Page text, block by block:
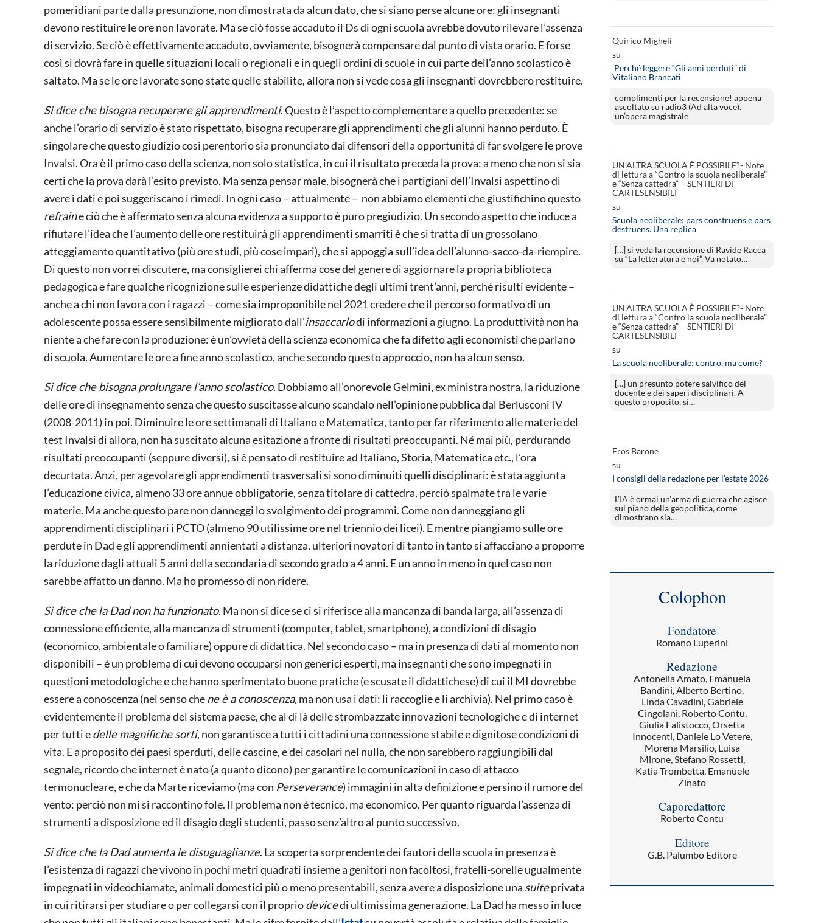
pomeridiani parte dalla presunzione, non dimostrata da alcun dato, che si siano perse alcune ore: gli insegnanti
devono restituire le ore non lavorate. Ma se ciò fosse accaduto il Ds di ogni scuola avrebbe dovuto rilevare l’assenza
di servizio. Se ciò è effettivamente accaduto, ovviamente, bisognerà compensare dal punto di vista orario. E forse
così si dovrà fare in quelle situazioni locali o regionali e in quegli ordini di scuole in cui parte dell’anno scolastico è
saltato. Ma se le ore lavorate sono state quelle stabilite, allora non si vede cosa gli insegnanti dovrebbero restituire.
Si dice che bisogna recuperare gli apprendimenti. Questo è l’aspetto complementare a quello precedente: se
anche l’orario di servizio è stato rispettato, bisogna recuperare gli apprendimenti che gli alunni hanno perduto. È
singolare che questo giudizio così perentorio sia pronunciato dai difensori della opportunità di far svolgere le prove
Invalsi. Ora è il primo caso della scienza, non solo statistica, in cui il risultato preceda la prova: a meno che non si sia
certi che la prova darà l’esito previsto. Ma senza pensar male, bisognerà che i partigiani dell’Invalsi aspettino di
avere i dati e poi suggeriscano i rimedi. In ogni caso – attualmente – non abbiamo elementi che giustifichino questo
refraine ciò che è affermato senza alcuna evidenza a supporto è puro pregiudizio. Un secondo aspetto che induce a
rifiutare l’idea che l’aumento delle ore restituirà gli apprendimenti smarriti è che si tratta di un grossolano
atteggiamento quantitativo (più ore studi, più cose impari), che si appoggia sull’idea dell’alunno-sacco-da-riempire.
Di questo non vorrei discutere, ma consiglierei chi afferma cose del genere di aggiornare la propria biblioteca
pedagogica e fare qualche ricognizione sulle esperienze didattiche degli ultimi trent’anni, perché risulti evidente –
anche a chi non lavoracon i ragazzi – come sia improponibile nel 2021 credere che il percorso formativo di un
adolescente possa essere sensibilmente migliorato dall’insaccarlodi informazioni a giugno. La produttività non ha
niente a che fare con la produzione: è un’ovvietà della scienza economica che fa difetto agli economisti che parlano
di scuola. Aumentare le ore a fine anno scolastico, anche secondo questo approccio, non ha alcun senso.
Si dice che bisogna prolungare l’anno scolastico. Dobbiamo all’onorevole Gelmini, ex ministra nostra, la riduzione
delle ore di insegnamento senza che questo suscitasse alcuno scandalo nell’opinione pubblica dal Berlusconi IV
(2008-2011) in poi. Diminuire le ore settimanali di Italiano e Matematica, tanto per far riferimento alle materie del
test Invalsi di allora, non ha suscitato alcuna esitazione a fronte di risultati preoccupanti. Né mai più, perdurando
risultati preoccupanti (seppure diversi), si è pensato di restituire ad Italiano, Storia, Matematica etc., l’ora
decurtata. Anzi, per agevolare gli apprendimenti trasversali si sono diminuiti quelli disciplinari: è stata aggiunta
l’educazione civica, almeno 33 ore annue obbligatorie, senza titolare di cattedra, perciò spalmate tra le varie
materie. Ma anche questo pare non danneggi lo svolgimento dei programmi. Come non danneggiano gli
apprendimenti disciplinari i PCTO (almeno 90 utilissime ore nel triennio dei licei). E mentre piangiamo sulle ore
perdute in Dad e gli apprendimenti annientati a distanza, ulteriori novatori di tanto in tanto si affacciano a proporre
la riduzione dagli attuali 5 anni della secondaria di secondo grado a 4 anni. E un anno in meno in quel caso non
sarebbe affatto un danno. Ma ho promesso di non ridere.
Si dice che la Dad non ha funzionato.Ma non si dice se ci si riferisce alla mancanza di banda larga, all’assenza di
connessione efficiente, alla mancanza di strumenti (computer, tablet, smartphone), a condizioni di disagio
(economico, ambientale o familiare) oppure di didattica. Nel secondo caso – ma in presenza di dati al momento non
disponibili – è un problema di cui devono occuparsi non generici esperti, ma insegnanti che sono impegnati in
questioni metodologiche e che hanno sperimentato buone pratiche (e scusate il didattichese) di cui il MI dovrebbe
essere a conoscenza (nel senso chene è a conoscenza, ma non usa i dati: li raccoglie e li archivia). Nel primo caso è
evidentemente il problema del sistema paese, che al di là delle strombazzate innovazioni tecnologiche e di internet
per tutti edelle magnifiche sorti, non garantisce a tutti i cittadini una connessione stabile e dignitose condizioni di
vita. E a proposito dei paesi sperduti, delle cascine, e dei casolari nel nulla, che non sarebbero raggiungibili dal
segnale, ricordo che internet è nato (a quanto dicono) per garantire le comunicazioni in caso di attacco
termonucleare, e che da Marte riceviamo (ma con Perseverance) immagini in alta definizione e persino il rumore del
vento: perciò non mi si raccontino fole. Il problema non è tecnico, ma economico. Per quanto riguarda l’assenza di
strumenti a disposizione ed il disagio degli studenti, passo senz’altro al punto successivo.
Si dice che la Dad aumenta le disuguaglianze. La scoperta sorprendente dei fautori della scuola in presenza è
l’esistenza di ragazzi che vivono in pochi metri quadrati insieme a genitori non facoltosi, fratelli-sorelle ugualmente
impegnati in videochiamate, animali domestici più o meno presentabili, senza avere a disposizione una suiteprivata
in cui ritirarsi per studiare o per collegarsi con il propriodevicedi ultimissima generazione. La Dad ha messo in luce
Quirico Migheli
su
Perché leggere “Gli anni perduti” di
Vitaliano Brancati
complimenti per la recensione! appena
ascoltato su radio3 (Ad alta voce).
un’opera magistrale
UN’ALTRA SCUOLA È POSSIBILE?- Note
di lettura a “Contro la scuola neoliberale”
e “Senza cattedra” – SENTIERI DI
CARTESENSIBILI
su
Scuola neoliberale: pars construens e pars
destruens. Una replica
[…] si veda la recensione di Ravide Racca
su “La letteratura e noi”. Va notato…
UN’ALTRA SCUOLA È POSSIBILE?- Note
di lettura a “Contro la scuola neoliberale”
e “Senza cattedra” – SENTIERI DI
CARTESENSIBILI
su
La scuola neoliberale: contro, ma come?
[…] un presunto potere salvifico del
docente e dei saperi disciplinari. A
questo proposito, si…
Eros Barone
su
I consigli della redazione per l’estate 2026
L’IA è ormai un’arma di guerra che agisce
sul piano della geopolitica, come
dimostrano sia…
Colophon
Fondatore
Romano Luperini
Redazione
Antonella Amato, Emanuela
Bandini, Alberto Bertino,
Linda Cavadini, Gabriele
Cingolani, Roberto Contu,
Giulia Falistocco, Orsetta
Innocenti, Daniele Lo Vetere,
Morena Marsilio, Luisa
Mirone, Stefano Rossetti,
Katia Trombetta, Emanuele
Zinato
Caporedattore
Roberto Contu
Editore
G.B. Palumbo Editore